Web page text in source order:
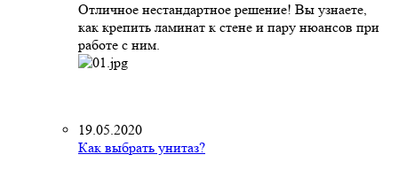
Отличное нестандартное решение! Вы узнаете,
как крепить ламинат к стене и пару нюансов при
работе с ним.
19.05.2020
Как выбрать унитаз?